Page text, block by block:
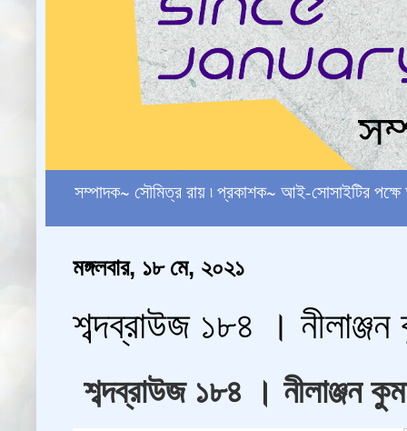
সম্পাদক~ সৌমিত্র রায় ৷ প্রকাশক~ আই-সোসাইটির
মঙ্গলবার, ১৮ মে, ২০২১
শব্দব্রাউজ ১৮৪ ।
শব্দব্রাউজ ১৮৪ ।